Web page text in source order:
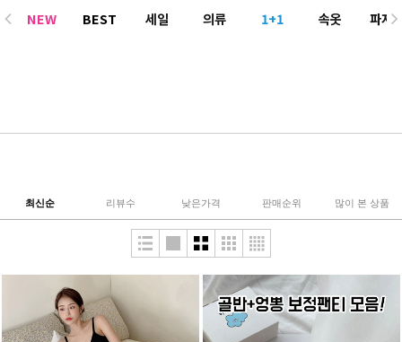
NEW BEST 세일 의류 1+1 속옷
파자
최신순 리뷰수 낮은가격 판매순위 많이 본 상품